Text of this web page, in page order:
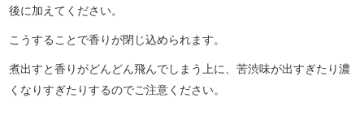
後に加えてください。
こうすることで香りが閉じ込められます。
煮出すと香りがどんどん飛んでしまう上に、苦渋味が出すぎたり濃
くなりすぎたりするのでご注意ください。